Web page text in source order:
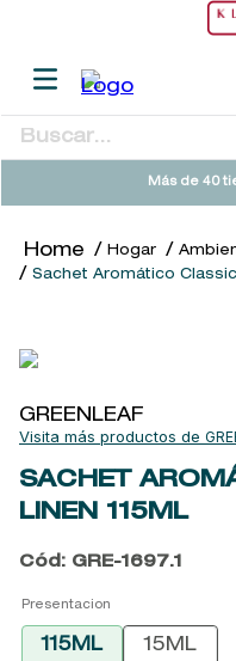
Buscar...
Más de 40
Hogar
Sachet Aromático
GREENLEAF
SACHET
LINEN 115ML
Cód : GRE-1697.1
Presentacion
115ML 15ML
TÉRMINOS MÁS
2 .
sol ipanema
4.
6.
woods of windsor
7.
kool beauty serum
8.
ysl
9.
baylis
10. john frieda